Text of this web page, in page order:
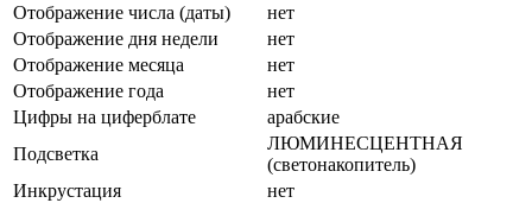
Отображение числа (даты)
нет
Отображение дня недели
нет
Отображение месяца
нет
Отображение года
нет
Цифры на циферблате
арабские
Подсветка
ЛЮМИНЕСЦЕНТНАЯ
(светонакопитель)
Инкрустация
нет